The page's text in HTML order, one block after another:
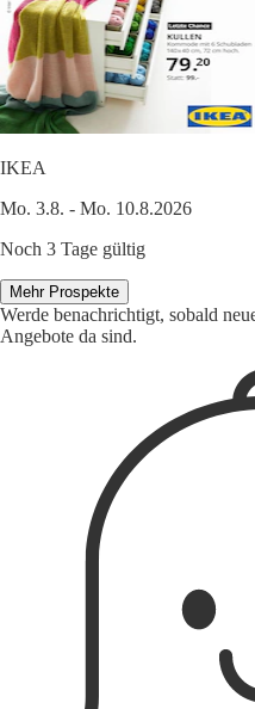
IKEA
Mo. 3.8. - Mo. 10.8.2026
Noch 3 Tage gültig
Mehr Prospekte
Werde benachrichtigt, sobald
Angebote da sind.